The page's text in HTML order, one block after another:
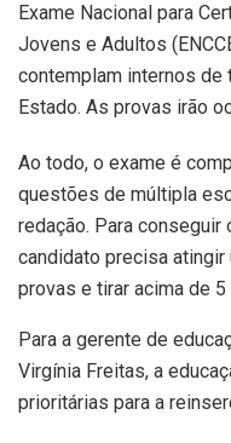
Exame Nacional para
Jovens e Adultos
contemplam internos de
Estado. As provas irão
Ao todo, o exame é
questões de múltipla
redação. Para conseguir
candidato precisa atingir
provas e tirar acima de
Para a gerente de
Virgínia Freitas, a
prioritárias para a